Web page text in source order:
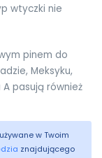
wtyczki nie
pinem do
Meksyku,
pasują również
w Twoim
znajdującego